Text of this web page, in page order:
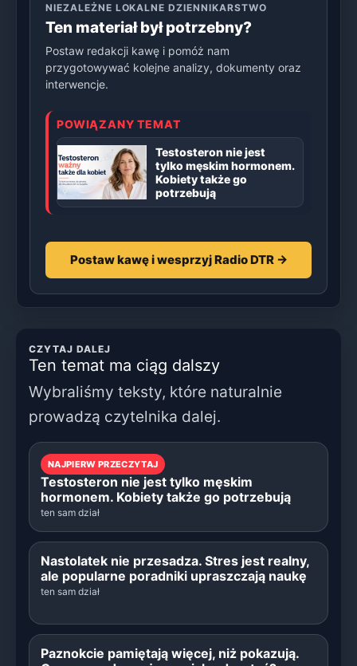
NIEZALEŻNE LOKALNE DZIENNIKARSTWO
Ten materiał był potrzebny?
Postaw redakcji kawę i pomóż nam
przygotowywać kolejne analizy, dokumenty oraz
interwencje.
POWIĄZANY TEMAT
Testosteron nie jest
tylko męskim hormonem.
Kobiety także go
potrzebują
Postaw kawę i wesprzyj Radio DTR →
CZYTAJ DALEJ
Ten temat ma ciąg dalszy
Wybraliśmy teksty, które naturalnie
prowadzą czytelnika dalej.
NAJPIERW PRZECZYTAJ
Testosteron nie jest tylko męskim
hormonem. Kobiety także go potrzebują
ten sam dział
Nastolatek nie przesadza. Stres jest realny,
ale popularne poradniki upraszczają naukę
ten sam dział
Paznokcie pamiętają więcej, niż pokazują.